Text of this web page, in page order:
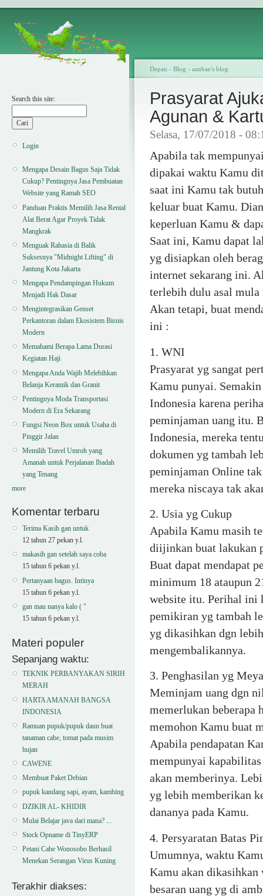
Search this site:
Login
Mengapa Desain Bagus Saja Tidak
Cukup? Pentingnya Jasa Pembuatan
Website yang Ramah SEO
Panduan Praktis Memilih Jasa Rental
Alat Berat Agar Proyek Tidak
Mangkrak
Menguak Rahasia di Balik
Suksesnya "Midnight Lifting" di
Jantung Kota Jakarta
Mengapa Pendampingan Hukum
Menjadi Hak Dasar
Mengintegrasikan Genset
Perkantoran dalam Ekosistem Bisnis
Modern
Memahami Berapa Lama Durasi
Kegiatan Haji
Mengapa Anda Wajib Melebihkan
Belanja Keramik dan Granit
Pentingnya Moda Transportasi
Modern di Era Sekarang
Fungsi Neon Box untuk Usaha di
Pinggir Jalan
Memilih Travel Umroh yang
Amanah untuk Perjalanan Ibadah
yang Tenang
more
Komentar terbaru
Terima Kasih gan untuk
12 tahun 27 pekan y.l.
makasih gan setelah saya coba
15 tahun 6 pekan y.l.
Pertanyaan bagus. Intinya
15 tahun 6 pekan y.l.
gan mau nanya kalo ( "
15 tahun 6 pekan y.l.
Materi populer
Sepanjang waktu:
TEKNIK PERBANYAKAN SIRIH
MERAH
HARTA AMANAH BANGSA
INDONESIA
Ramuan pupuk/pupuk daun buat
tanaman cabe, tomat pada musim
hujan
CAWENE
Membuat Paket Debian
pupuk kandang sapi, ayam, kambing
DZIKIR AL- KHIDIR
Mulai Belajar java dari mana? ...
Stock Opname di TinyERP
Petani Cabe Wonosobo Berhasil
Menekan Serangan Virus Kuning
Terakhir diakses:
Depan › Blog › aanbae's blog
Prasyarat
Agunan &
Selasa, 17/07/2018 -
Apabila tak
dipakai waktu Kamu
saat ini Kamu tak
keluar buat Kamu.
keperluan Kamu &
Saat ini, Kamu dapat
yg disiapkan oleh
internet sekarang ini.
terlebih dulu asal mula
Akan tetapi, buat
ini :
1. WNI
Prasyarat yg sangat
Kamu punyai.
Indonesia karena
peminjaman uang itu.
Indonesia, mereka
dokumen yg tambah
peminjaman Online
mereka niscaya tak
2. Usia yg Cukup
Apabila Kamu masih
diijinkan buat lakukan
Buat dapat mendapat
minimum 18 ataupun
website itu. Perihal ini
pemikiran yg tambah
yg dikasihkan dgn
mengembalikannya.
3. Penghasilan yg
Meminjam uang dgn
memerlukan
memohon Kamu buat
Apabila pendapatan
mempunyai
akan memberinya.
yg lebih memberikan
dananya pada Kamu.
4. Persyaratan Batas
Umumnya, waktu
Kamu akan dikasihkan
besaran uang yg di